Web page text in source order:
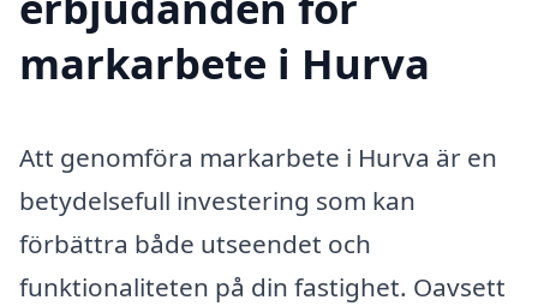
markarbete i Hurva
Att genomföra markarbete i Hurva är en
betydelsefull investering som kan
förbättra både utseendet och
funktionaliteten på din fastighet. Oavsett